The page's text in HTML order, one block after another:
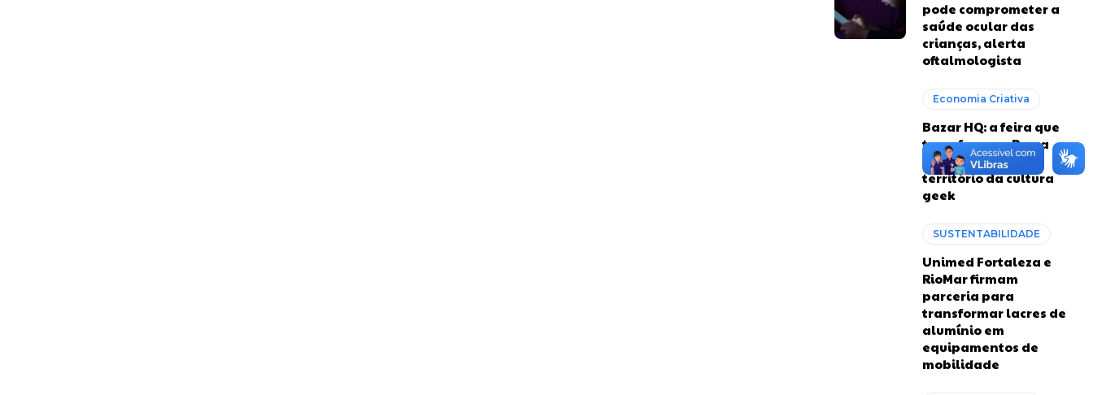
pode comprometer a
saúde ocular das
crianças, alerta
oftalmologista
Economia Criativa
Bazar HQ: a feira que
transforma a Praça
Luiza Távora em
território da cultura
geek
SUSTENTABILIDADE
Unimed Fortaleza e
RioMar firmam
parceria para
transformar lacres de
alumínio em
equipamentos de
mobilidade